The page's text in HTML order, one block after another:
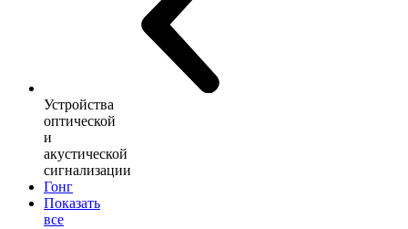
Устройства
оптической
и
акустической
сигнализации
Гонг
Показать
все